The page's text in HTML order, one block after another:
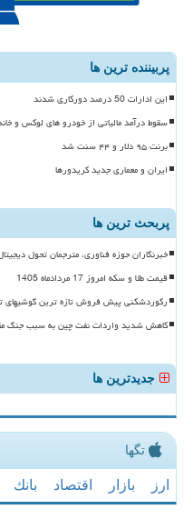
پربیننده ترین ها
این ادارات 50 درصد دورکاری شدند
سقوط درآمد مالیاتی از خودرو های لوکس و
برنت ۹۵ دلار و ۴۴ سنت شد
ایران و معماری جدید کریدورها
پربحث ترین ها
خبرنگاران حوزه فناوری، مترجمان تحول
قیمت طلا و سکه امروز 17 مردادماه 1405
رکوردشکنی پیش فروش تازه ترین
کاهش شدید واردات نفت چین به سبب جنگ
جدیدترین ها
تگها
ارز بازار اقتصاد بانك